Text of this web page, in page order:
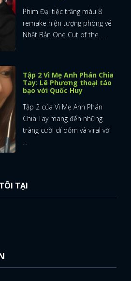
Phim Đại tiệc trăng máu 8
remake hiện tượng phòng vé
Nhật Bản One Cut of the ...
Tập 2 Vì Mẹ Anh Phán Chia
Tay: Lê Phương thoại táo
bạo với Quốc Huy
Tập 2 của Vì Mẹ Anh Phán
Chia Tay mang đến những
tràng cười dí dỏm và viral với
...
TẠI